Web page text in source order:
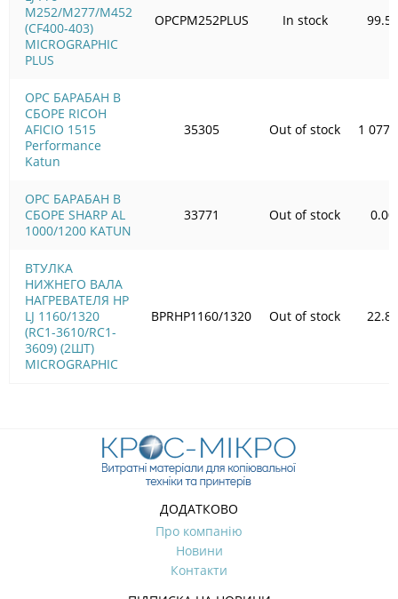
M252/M277/M452
(CF400-403)
MICROGRAPHIC
PLUS
OPC БАРАБАН В
СБОРЕ RICOH
AFICIO 1515
Performance
Katun
OPC БАРАБАН В
СБОРЕ SHARP AL
1000/1200 KATUN
ВТУЛКА
НИЖНЕГО ВАЛА
НАГРЕВАТЕЛЯ HP
LJ 1160/1320
(RC1-3610/RC1-
3609) (2ШТ)
MICROGRAPHIC
OPCPM252PLUS In stock 99.56
35305 Out of stock 1
33771 Out of stock 0.00
BPRHP1160/1320 Out of stock 22.84
ДОДАТКОВО
Про компанію
Новини
Контакти